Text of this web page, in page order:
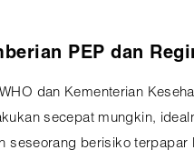
PEP dan
dan Kementerian
secepat mungkin,
seseorang berisiko terpapar